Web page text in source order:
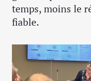
temps, moins le
fiable.